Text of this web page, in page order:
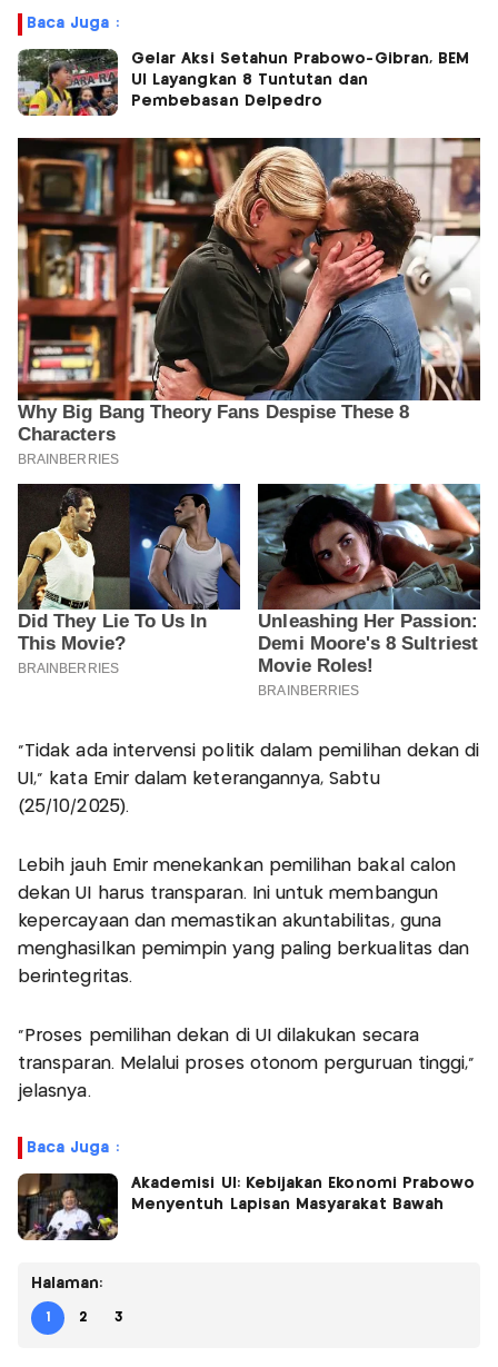
Baca Juga :
Gelar Aksi Setahun Prabowo-Gibran, BEM
UI Layangkan 8 Tuntutan dan
Pembebasan Delpedro
"Tidak ada intervensi politik dalam pemilihan dekan di
UI," kata Emir dalam keterangannya, Sabtu
(25/10/2025).
Lebih jauh Emir menekankan pemilihan bakal calon
dekan UI harus transparan. Ini untuk membangun
kepercayaan dan memastikan akuntabilitas, guna
menghasilkan pemimpin yang paling berkualitas dan
berintegritas.
"Proses pemilihan dekan di UI dilakukan secara
transparan. Melalui proses otonom perguruan tinggi,"
jelasnya.
Baca Juga :
Akademisi UI: Kebijakan Ekonomi Prabowo
Menyentuh Lapisan Masyarakat Bawah
Halaman:
1 2 3